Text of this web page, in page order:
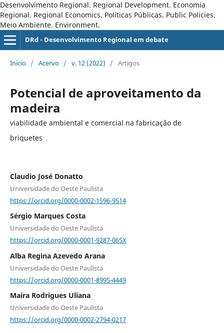
Desenvolvimento Regional. Regional Development. Economia
Regional. Regional Economics. Políticas Públicas. Public Policies.
Meio Ambiente. Environment.
DRd - Desenvolvimento Regional em debate
Início / Acervo / v. 12 (2022) / Artigos
Potencial de aproveitamento da
madeira
viabilidade ambiental e comercial na fabricação de
briquetes
Claudio José Donatto
Universidade do Oeste Paulista
https://orcid.org/0000-0002-1596-9514
Sérgio Marques Costa
Universidade do Oeste Paulista
https://orcid.org/0000-0001-9287-065X
Alba Regina Azevedo Arana
Universidade do Oeste Paulista
https://orcid.org/0000-0001-8995-4449
Maíra Rodrigues Uliana
Universidade do Oeste Paulista
https://orcid.org/0000-0002-2794-0217